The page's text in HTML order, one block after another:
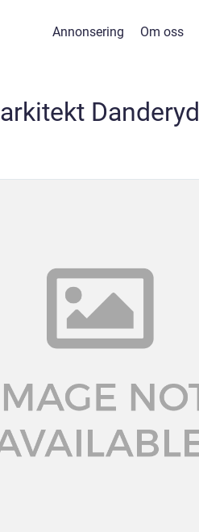
Annonsering Om oss
arkitekt Danderyd